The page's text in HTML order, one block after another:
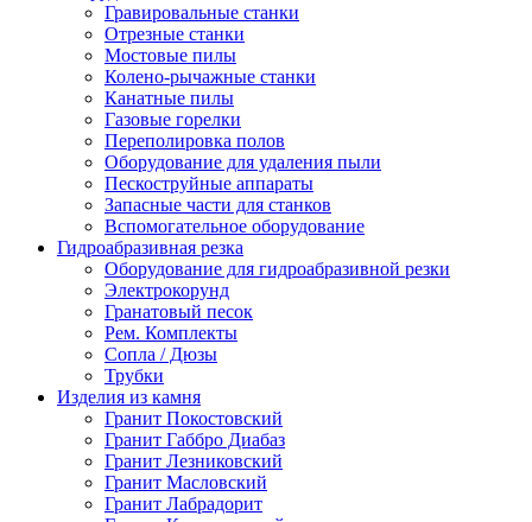
Гравировальные станки
Отрезные станки
Мостовые пилы
Колено-рычажные станки
Канатные пилы
Газовые горелки
Переполировка полов
Оборудование для удаления пыли
Пескоструйные аппараты
Запасные части для станков
Вспомогательное оборудование
Гидроабразивная резка
Оборудование для гидроабразивной резки
Электрокорунд
Гранатовый песок
Рем. Комплекты
Сопла / Дюзы
Трубки
Изделия из камня
Гранит Покостовский
Гранит Габбро Диабаз
Гранит Лезниковский
Гранит Масловский
Гранит Лабрадорит